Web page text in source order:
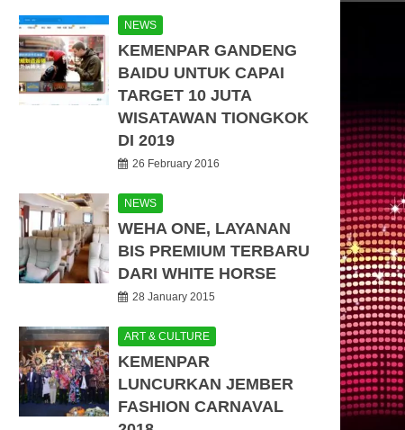
NEWS
KEMENPAR GANDENG
BAIDU UNTUK CAPAI
TARGET 10 JUTA
WISATAWAN TIONGKOK
DI 2019
26 February 2016
NEWS
WEHA ONE, LAYANAN
BIS PREMIUM TERBARU
DARI WHITE HORSE
28 January 2015
ART & CULTURE
KEMENPAR
LUNCURKAN JEMBER
FASHION CARNAVAL